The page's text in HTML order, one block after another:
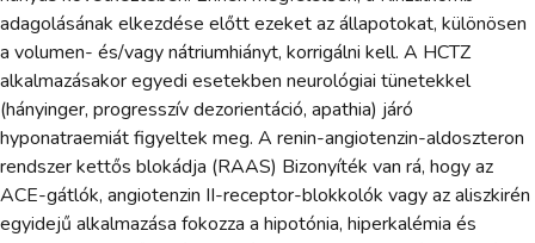
adagolásának elkezdése előtt ezeket az állapotokat, különösen
a volumen- és/vagy nátriumhiányt, korrigálni kell. A HCTZ
alkalmazásakor egyedi esetekben neurológiai tünetekkel
(hányinger, progresszív dezorientáció, apathia) járó
hyponatraemiát figyeltek meg. A renin-angiotenzin-aldoszteron
rendszer kettős blokádja (RAAS) Bizonyíték van rá, hogy az
ACE-gátlók, angiotenzin II-receptor-blokkolók vagy az aliszkirén
egyidejű alkalmazása fokozza a hipotónia, hiperkalémia és